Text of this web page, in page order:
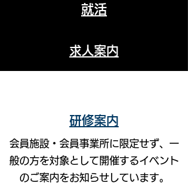
就活
求人案内
研修案内
会員施設・会員事業所に限定せず、一
般の方を対象として開催するイベント
のご案内をお知らせしています。